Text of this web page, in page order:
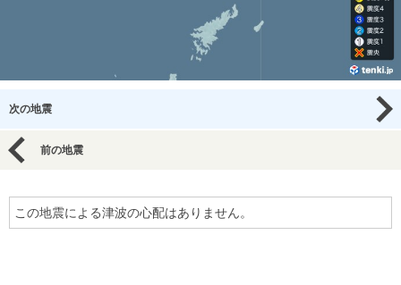
次の地震
前の地震
この地震による津波の心配はありません。